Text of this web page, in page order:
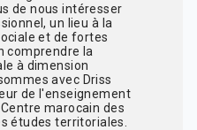
de nous intéresser
un lieu à la
et de fortes
comprendre la
à dimension
avec Driss
de l'enseignement
marocain des
études territoriales.